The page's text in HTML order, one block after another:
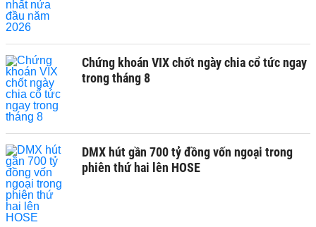
Chứng khoán VIX chốt ngày chia cổ tức ngay
trong tháng 8
DMX hút gần 700 tỷ đồng vốn ngoại trong
phiên thứ hai lên HOSE